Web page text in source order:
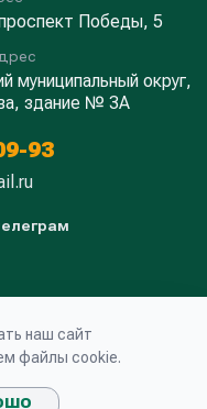
Победы, 5
муниципальный округ,
здание № 3А
93
наш сайт
файлы cookie.